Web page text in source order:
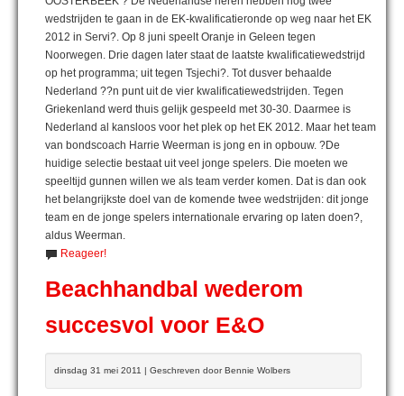
wedstrijden te gaan in de EK-kwalificatieronde op weg naar het EK
2012 in Servi?. Op 8 juni speelt Oranje in Geleen tegen
Noorwegen. Drie dagen later staat de laatste kwalificatiewedstrijd
op het programma; uit tegen Tsjechi?. Tot dusver behaalde
Nederland ??n punt uit de vier kwalificatiewedstrijden. Tegen
Griekenland werd thuis gelijk gespeeld met 30-30. Daarmee is
Nederland al kansloos voor het plek op het EK 2012. Maar het team
van bondscoach Harrie Weerman is jong en in opbouw. ?De
huidige selectie bestaat uit veel jonge spelers. Die moeten we
speeltijd gunnen willen we als team verder komen. Dat is dan ook
het belangrijkste doel van de komende twee wedstrijden: dit jonge
team en de jonge spelers internationale ervaring op laten doen?,
aldus Weerman.
Reageer!
Beachhandbal wederom
succesvol voor E&O
dinsdag 31 mei 2011 | Geschreven door Bennie Wolbers